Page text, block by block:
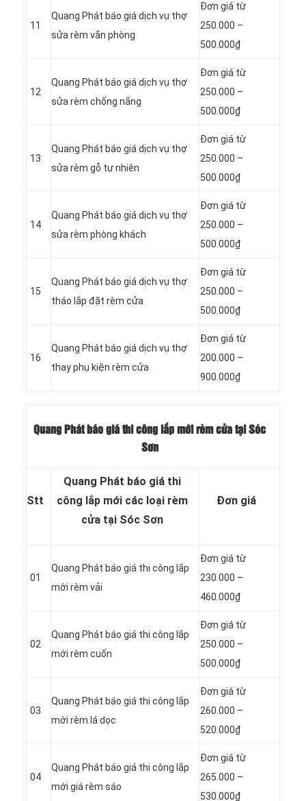
11
Quang Phát báo giá dịch vụ thợ
sửa rèm vắn phòng
Đơn giá từ
250.000 –
500.000₫
12
Quang Phát báo giá dịch vụ thợ
sửa rèm chống nắng
Đơn giá từ
250.000 –
500.000₫
13
Quang Phát báo giá dịch vụ thợ
sửa rèm gỗ tự nhiên
Đơn giá từ
250.000 –
500.000₫
14
Quang Phát báo giá dịch vụ thợ
sửa rèm phòng khách
Đơn giá từ
250.000 –
500.000₫
15
Quang Phát báo giá dịch vụ thợ
tháo lắp đặt rèm cửa
Đơn giá từ
250.000 –
500.000₫
16
Quang Phát báo giá dịch vụ thợ
thay phụ kiện rèm cửa
Đơn giá từ
200.000 –
900.000₫
Quang Phát báo giá thi công lắp mới rèm cửa tại Sóc
Sơn
Stt
Quang Phát báo giá thi
công lắp mới các loại rèm
cửa tại Sóc Sơn
Đơn giá
01
Quang Phát báo giá thi công lắp
mới rèm vải
Đơn giá từ
230.000 –
460.000₫
02
Quang Phát báo giá thi công lắp
mới rèm cuốn
Đơn giá từ
250.000 –
500.000₫
03
Quang Phát báo giá thi công lắp
mới rèm lá dọc
Đơn giá từ
260.000 –
520.000₫
04
Quang Phát báo giá thi công lắp
mới giá rèm sáo
Đơn giá từ
265.000 –
530.000₫